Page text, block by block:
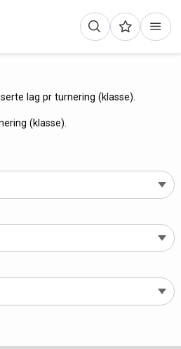
lag pr turnering (klasse).
(klasse).